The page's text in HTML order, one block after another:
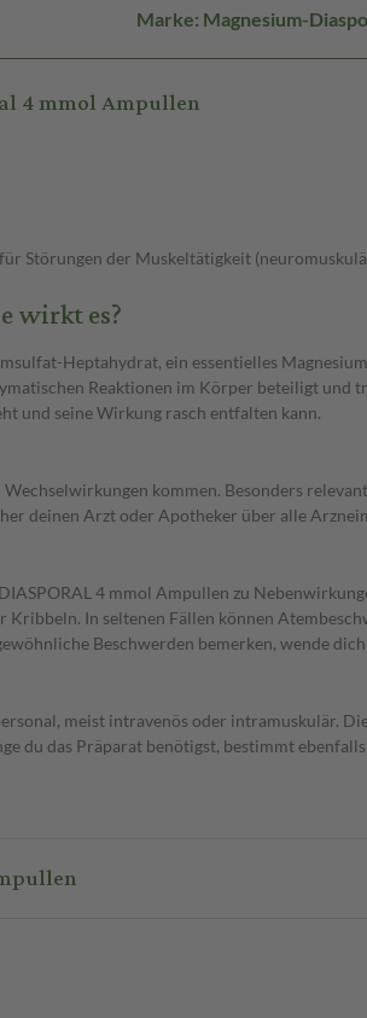
Marke: Magnesium-
4 mmol Ampullen
Störungen der Muskeltätigkeit
wirkt es?
Heptahydrat, ein essentielles
Reaktionen im Körper beteiligt
und seine Wirkung rasch entfalten kann.
kommen. Besonders
deinen Arzt oder Apotheker über alle
4 mmol Ampullen zu
In seltenen Fällen können
Beschwerden bemerken, wende
meist intravenös oder intramuskulär.
du das Präparat benötigst, bestimmt